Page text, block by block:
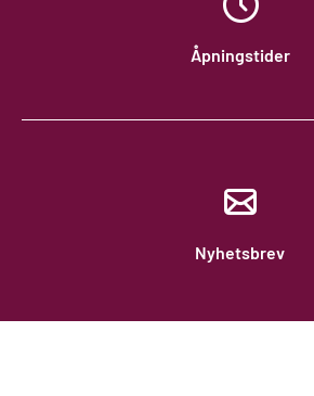
Åpningstider
Nyhetsbrev